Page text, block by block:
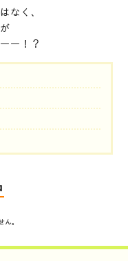
なく、
――！？
。